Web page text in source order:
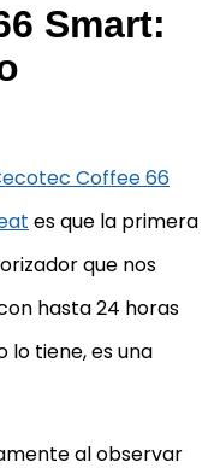
Smart:
Coffee 66
es que la primera
que nos
hasta 24 horas
lo tiene, es una
al observar